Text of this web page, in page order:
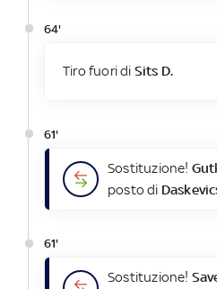
64'
Tiro fuori di Sits D.
61'
Sostituzione!
posto di
61'
Sostituzione!